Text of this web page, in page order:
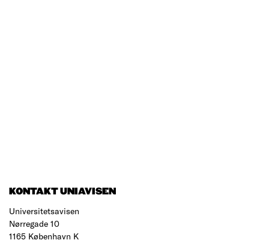
KONTAKT UNIAVISEN
Universitetsavisen
Nørregade 10
1165 København K